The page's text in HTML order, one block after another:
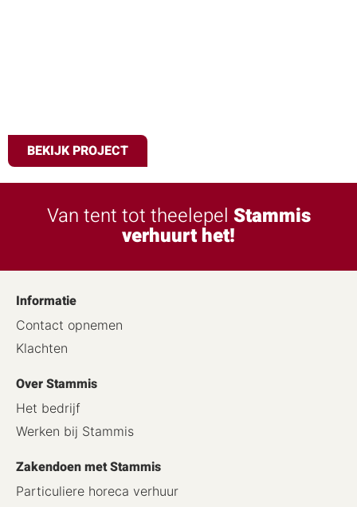
BEKIJK PROJECT
Van tent tot theelepel Stammis
verhuurt het!
Informatie
Contact opnemen
Klachten
Over Stammis
Het bedrijf
Werken bij Stammis
Zakendoen met Stammis
Particuliere horeca verhuur